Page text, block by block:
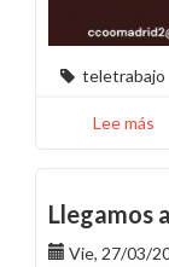
teletrabajo
Lee más
-
Llegamos
Vie, 27/03/